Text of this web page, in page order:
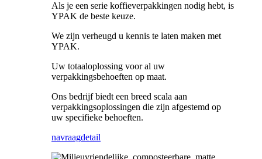
Als je een serie koffieverpakkingen nodig hebt, is
YPAK de beste keuze.
We zijn verheugd u kennis te laten maken met
YPAK.
Uw totaaloplossing voor al uw
verpakkingsbehoeften op maat.
Ons bedrijf biedt een breed scala aan
verpakkingsoplossingen die zijn afgestemd op
uw specifieke behoeften.
navraagdetail